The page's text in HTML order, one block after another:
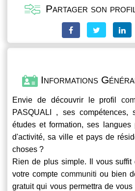
Partager son
Informations
Envie de découvrir le profil
PASQUALI , ses compétences,
études et formation, ses langues
d'activité, sa ville et pays de
choses ?
Rien de plus simple. Il vous suffit
votre compte communiti ou bien
gratuit qui vous permettra de